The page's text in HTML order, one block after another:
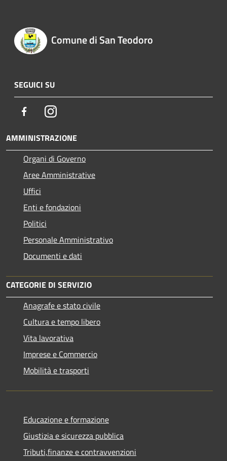
Comune di San Teodoro
SEGUICI SU
FacebookInstagram
AMMINISTRAZIONE
Organi di Governo
Aree Amministrative
Uffici
Enti e fondazioni
Politici
Personale Amministrativo
Documenti e dati
CATEGORIE DI SERVIZIO
Anagrafe e stato civile
Cultura e tempo libero
Vita lavorativa
Imprese e Commercio
Mobilità e trasporti
Educazione e formazione
Giustizia e sicurezza pubblica
Tributi,finanze e contravvenzioni